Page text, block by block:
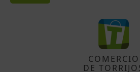
COMERCIO
DE